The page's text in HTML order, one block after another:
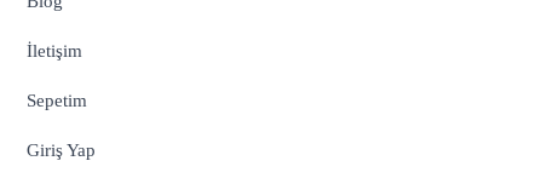
İletişim
Sepetim
Giriş Yap